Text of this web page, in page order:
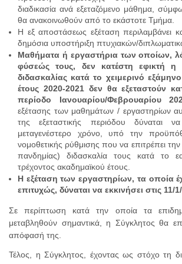
διαδικασία ανά εξεταζόμενο μάθημα,
θα ανακοινωθούν από το εκάστοτε Τμήμα.
Η εξ αποστάσεως εξέταση περιλαμβάνει
δημόσια υποστήριξη πτυχιακών/
Μαθήματα ή εργαστήρια των οποίων,
φύσεώς τους, δεν κατέστη εφικτή
διδασκαλίας κατά το χειμερινό
έτους 2020-2021 δεν θα εξεταστούν
περίοδο Ιανουαρίου/Φεβρουαρίου
εξέτασης των μαθημάτων / εργαστηρίων
της εξεταστικής περιόδου δύναται
μεταγενέστερο χρόνο, υπό την
νομοθετικής ρύθμισης που να επιτρέπει
πανδημίας) διδασκαλία τους κατά το
τρέχοντος ακαδημαϊκού έτους.
Η εξέταση των εργαστηρίων, τα οποία
επιτυχώς, δύναται να εκκινήσει στις 11/
Σε περίπτωση κατά την οποία τα
μεταβληθούν σημαντικά, η Σύγκλητος θα
απόφασή της.
Τέλος, η Σύγκλητος, έχοντας ως στόχο τη